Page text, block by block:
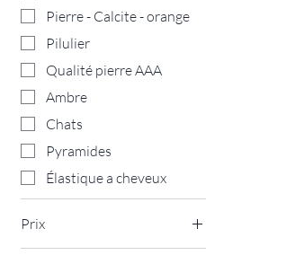
Pierre - Calcite - orange
Pilulier
Qualité pierre AAA
Ambre
Chats
Pyramides
Élastique a cheveux
Prix